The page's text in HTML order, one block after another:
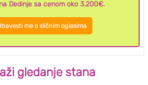
Dedinje sa cenom oko 3.200€.
me o sličnim oglasima
gledanje stana